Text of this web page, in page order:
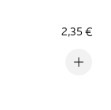
2,35 €